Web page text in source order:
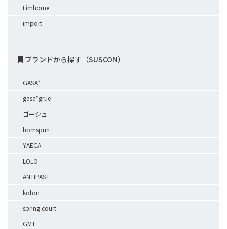
Limhome
import
ブランドから探す（SUSCON）
GASA*
gasa*grue
ゴーシュ
homspun
YAECA
LOLO
ANTIPAST
koton
spring court
GMT